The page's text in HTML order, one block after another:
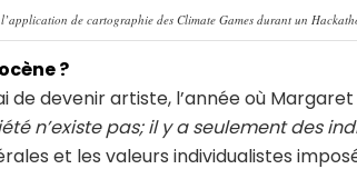
de cartographie des Climate Games durant un
?
de devenir artiste, l’année où
n’existe pas; il y a seulement des
et les valeurs individualistes